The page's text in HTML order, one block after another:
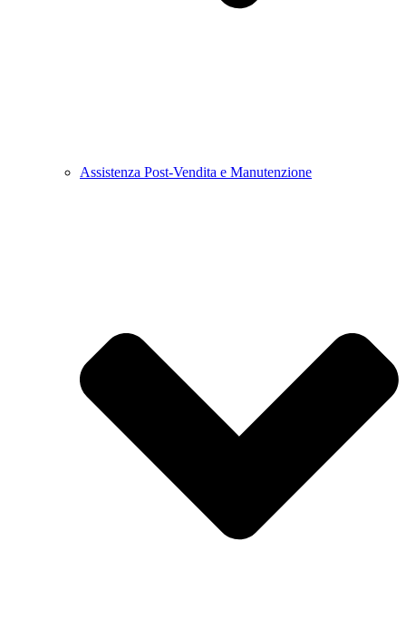
Assistenza Post-Vendita e Manutenzione